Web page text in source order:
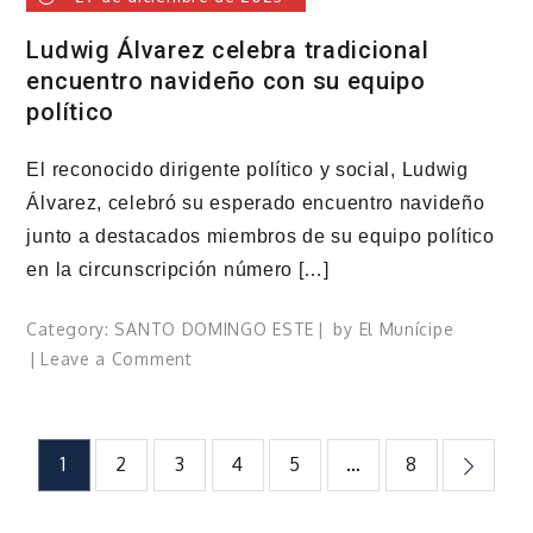
Ludwig Álvarez celebra tradicional
encuentro navideño con su equipo
político
El reconocido dirigente político y social, Ludwig
Álvarez, celebró su esperado encuentro navideño
junto a destacados miembros de su equipo político
en la circunscripción número […]
Category: SANTO DOMINGO ESTE by El Munícipe
Leave a Commenton
celebra
tradicional
Paginación
1 2 3 4 5 … 8